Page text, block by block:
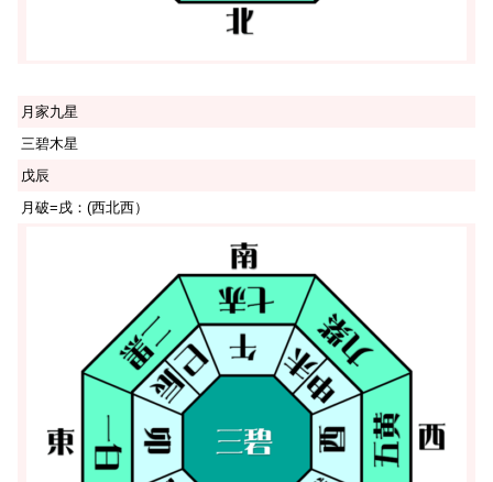
月家九星
三碧木星
戊辰
月破=戌：(西北西）